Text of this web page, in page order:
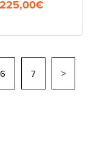
225,00€
6 7 >